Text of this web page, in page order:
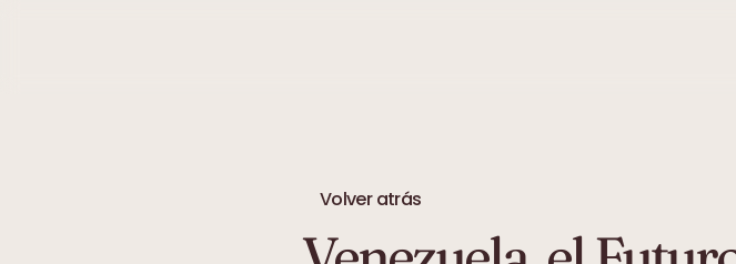
Volver atrás